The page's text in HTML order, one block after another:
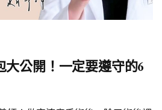
公開！一定要遵守的6